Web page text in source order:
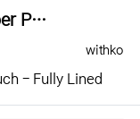
P…
등록자
withko
- Fully Lined